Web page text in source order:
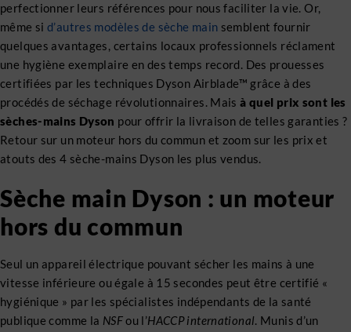
perfectionner leurs références pour nous faciliter la vie. Or,
même si d’autres modèles de sèche main semblent fournir
quelques avantages, certains locaux professionnels réclament
une hygiène exemplaire en des temps record. Des prouesses
certifiées par les techniques Dyson Airblade™ grâce à des
procédés de séchage révolutionnaires. Maisà quel prix sont les
sèches-mains Dyson pour offrir la livraison de telles garanties ?
Retour sur un moteur hors du commun et zoom sur les prix et
atouts des 4 sèche-mains Dyson les plus vendus.
Sèche main Dyson : un moteur
hors du commun
Seul un appareil électrique pouvant sécher les mains à une
vitesse inférieure ou égale à 15 secondes peut être certifié «
hygiénique » par les spécialistes indépendants de la santé
publique comme la NSFou l’HACCP international. Munis d’un